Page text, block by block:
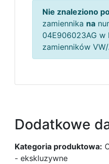
Nie znaleziono
zamiennika na
04E906023AG w
zamienników
Dodatkowe
Kategoria produktowa:
- ekskluzywne